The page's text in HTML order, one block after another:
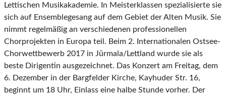
Lettischen Musikakademie. In Meisterklassen spezialisierte sie
sich auf Ensemblegesang auf dem Gebiet der Alten Musik. Sie
nimmt regelmäßig an verschiedenen professionellen
Chorprojekten in Europa teil. Beim 2. Internationalen Ostsee-
Chorwettbewerb 2017 in Jūrmala/Lettland wurde sie als
beste Dirigentin ausgezeichnet. Das Konzert am Freitag, dem
6. Dezember in der Bargfelder Kirche, Kayhuder Str. 16,
beginnt um 18 Uhr, Einlass eine halbe Stunde vorher. Der